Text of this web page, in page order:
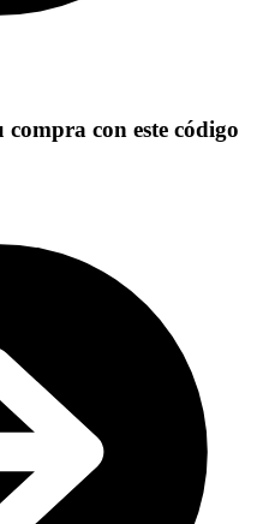
compra con este código